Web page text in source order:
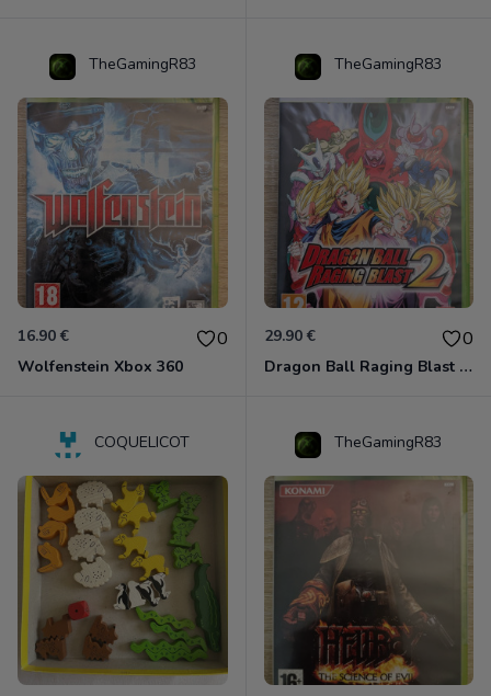
TheGamingR83
16.90 € 0
Wolfenstein Xbox 360
TheGamingR83
29.90 € 0
Dragon Ball Raging Blast 2 Xbox 360
COQUELICOT TheGamingR83